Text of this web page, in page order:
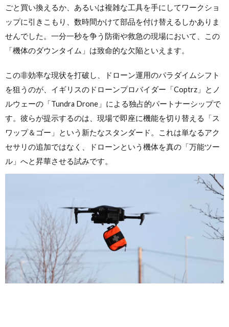
ごと買い換えるか、あるいは複雑な工具を手にしてワークショ
ップに引きこもり、数時間かけて部品を付け替えるしかありま
せんでした。一分一秒を争う防衛や救急の現場において、この
「機体のダウンタイム」は致命的な欠陥といえます。
この非効率な現状を打破し、ドローン運用のパラダイムシフト
を狙うのが、イギリスのドローンプロバイダー「Coptrz」とノ
ルウェーの「Tundra Drone」による独占的パートナーシップで
す。彼らが提示するのは、現場で即座に機能を切り替える「ス
ワップ＆ゴー」という新たなスタンダード。これは単なるアク
セサリの追加ではなく、ドローンという機体を真の「万能ツー
ル」へと昇華させる試みです。